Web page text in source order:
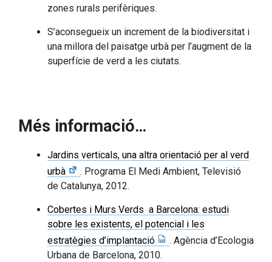
zones rurals perifèriques.
S’aconsegueix un increment de la biodiversitat i
una millora del paisatge urbà per l’augment de la
superfície de verd a les ciutats.
Més informació…
Jardins verticals, una altra orientació per al verd
urbà
. Programa El Medi Ambient, Televisió
de Catalunya, 2012.
Cobertes i Murs Verds a Barcelona: estudi
sobre les existents, el potencial i les
estratègies d’implantació
. Agència d’Ecologia
Urbana de Barcelona, 2010.